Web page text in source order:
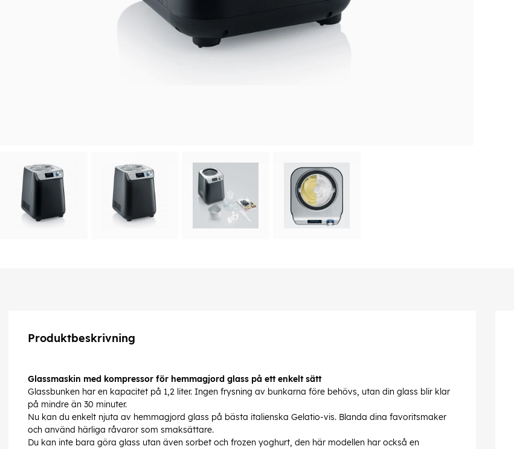
Produktbeskrivning
Glassmaskin med kompressor för hemmagjord glass på ett enkelt sätt
Glassbunken har en kapacitet på 1,2 liter. Ingen frysning av bunkarna före behövs, utan din glass blir klar
på mindre än 30 minuter.
Nu kan du enkelt njuta av hemmagjord glass på bästa italienska Gelatio-vis. Blanda dina favoritsmaker
och använd härliga råvaror som smaksättare.
Du kan inte bara göra glass utan även sorbet och frozen yoghurt, den här modellen har också en